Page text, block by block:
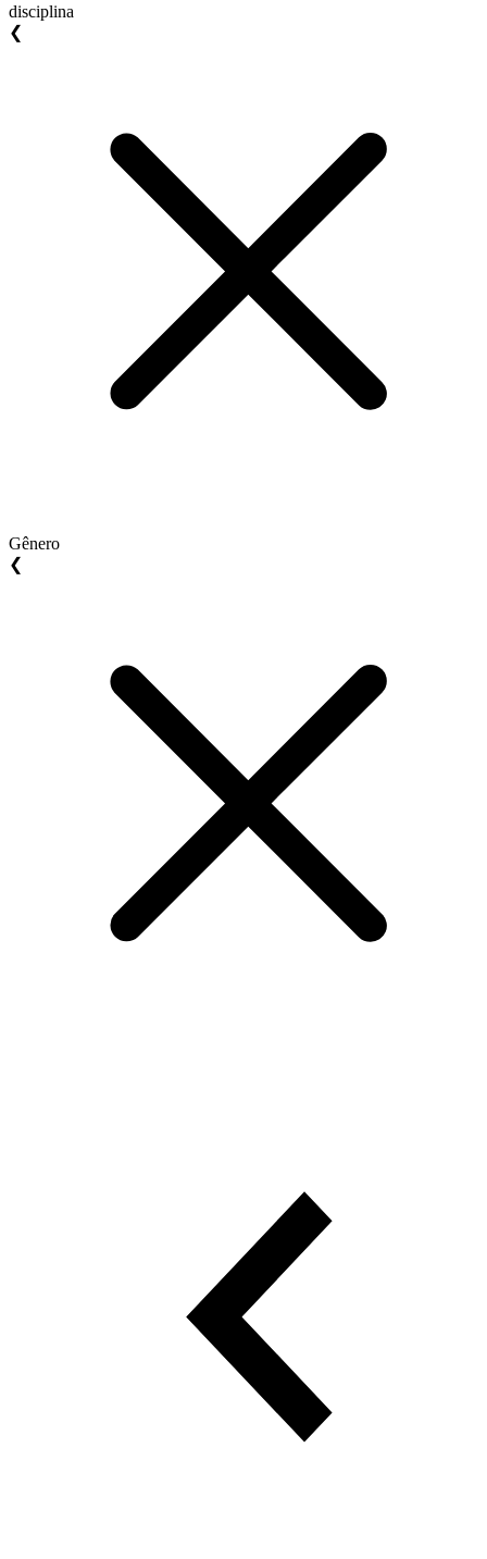
disciplina
❮
Gênero
❮